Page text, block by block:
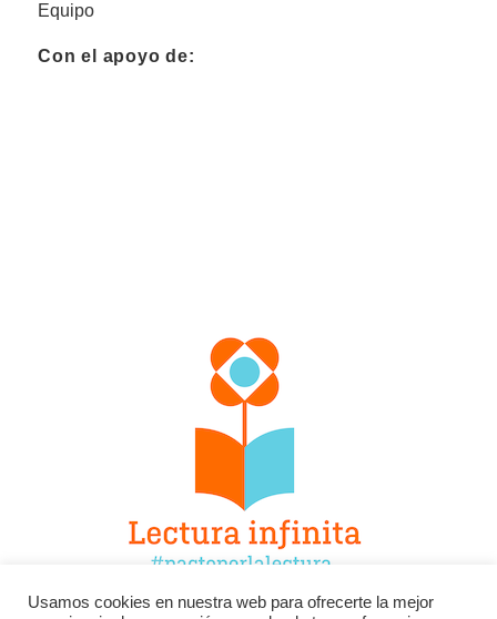
Equipo
Con el apoyo de:
Usamos cookies en nuestra web para ofrecerte la mejor